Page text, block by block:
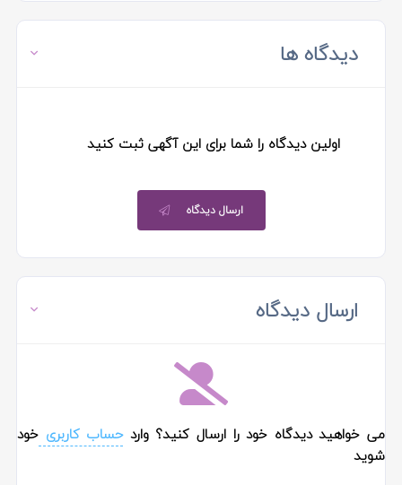
دیدگاه ها
اولین دیدگاه را شما برای این آگهی ثبت کنید
ارسال دیدگاه
ارسال دیدگاه
می خواهید دیدگاه خود را ارسال کنید؟ واردحساب کاربریخود
شوید